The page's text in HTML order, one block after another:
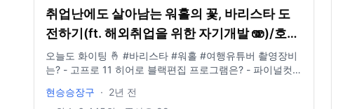
취업난에도 살아남는 워홀의 꽃, 바리스타 도
전하기(ft. 해외취업을 위한 자기개발 🫨)/호주
워홀러로 살아남기 13
오늘도 화이팅 🤞 #바리스타 #워홀 #여행유튜버 촬영장비
는? - 고프로 11 히어로 블랙편집 프로그램은? - 파이널컷
idclrlrlcks@naver.com
현승승장구 · 2년 전